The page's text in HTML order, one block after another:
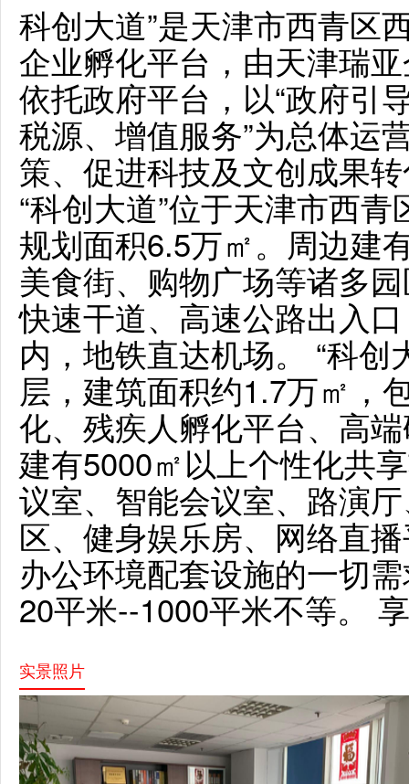
科创大道”是天津市西青区
企业孵化平台，由天津瑞
依托政府平台，以“政府引
税源、增值服务”为总体运
策、促进科技及文创成果
“科创大道”位于天津市西
规划面积6.5万㎡。周边建
美食街、购物广场等诸多
快速干道、高速公路出入
内，地铁直达机场。 “科
层，建筑面积约1.7万㎡，
化、残疾人孵化平台、高
建有5000㎡以上个性化共
议室、智能会议室、路演
区、健身娱乐房、网络直
办公环境配套设施的一切
20平米--1000平米不等。
实景照片